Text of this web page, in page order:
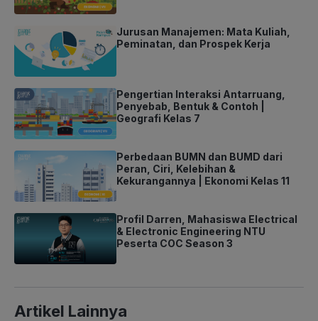
Jurusan Manajemen: Mata Kuliah,
Peminatan, dan Prospek Kerja
Pengertian Interaksi Antarruang,
Penyebab, Bentuk & Contoh |
Geografi Kelas 7
Perbedaan BUMN dan BUMD dari
Peran, Ciri, Kelebihan &
Kekurangannya | Ekonomi Kelas 11
Profil Darren, Mahasiswa Electrical
& Electronic Engineering NTU
Peserta COC Season 3
Artikel Lainnya